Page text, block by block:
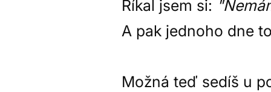
Říkal jsem si:
A pak jednoho dne
Možná teď sedíš u